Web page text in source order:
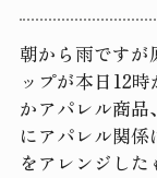
朝から雨ですが
ップが本日12
かアパレル商
にアパレル関
をアレンジした